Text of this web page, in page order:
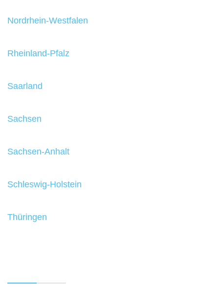
Nordrhein-Westfalen
Rheinland-Pfalz
Saarland
Sachsen
Sachsen-Anhalt
Schleswig-Holstein
Thüringen